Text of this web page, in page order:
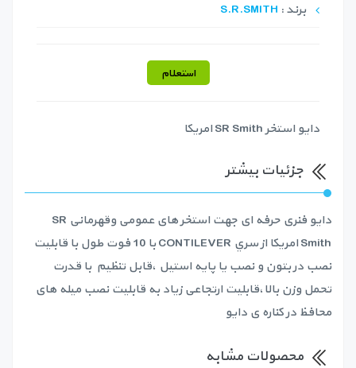
برند : S.R.SMITH
استعلام
دايو استخر SR Smith امريكا
جزئیات بیشتر
دايو فنری حرفه ای جهت استخر های عمومی وقهرمانی SR
Smith امريكا از سري CONTILEVER با 10 فوت طول با قابلیت
نصب در بتون و نصب یا پایه استیل ،قابل تنظیم با قدرت
تحمل وزن بالا،قابلیت ارتجاعی زیاد به قابلیت نصب میله های
محافظ در کناره ی دایو
محصولات مشابه